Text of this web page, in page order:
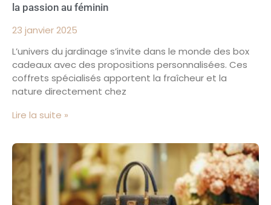
la passion au féminin
23 janvier 2025
L’univers du jardinage s’invite dans le monde des box
cadeaux avec des propositions personnalisées. Ces
coffrets spécialisés apportent la fraîcheur et la
nature directement chez
Lire la suite »